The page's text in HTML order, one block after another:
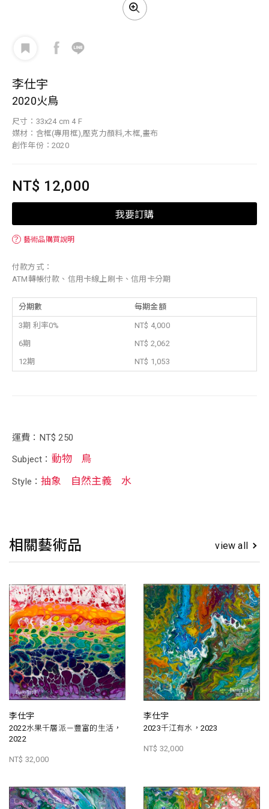
李仕宇
2020火鳥
尺寸：33x24 cm 4 F
媒材：含框(專用框),壓克力顏料,木框,畫布
創作年份：2020
NT$ 12,000
我要訂購
？ 藝術品購買說明
付款方式：
ATM轉帳付款、信用卡線上刷卡、信用卡分期
分期數 每期金額
3期 利率0%
NT$ 4,000
6期
NT$ 2,062
12期
NT$ 1,053
運費：NT$ 250
Subject： 動物 鳥
Style：抽象 自然主義 水
相關藝術品 view all
李仕宇
2022水果千層派－豐富的生活，
2022
NT$ 32,000
李仕宇
2023千江有水，2023
NT$ 32,000